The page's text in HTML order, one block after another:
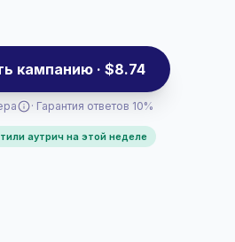
local audiences. Campaign-
кампанию · $8.74
· Гарантия ответов 10%
аутрич на этой неделе